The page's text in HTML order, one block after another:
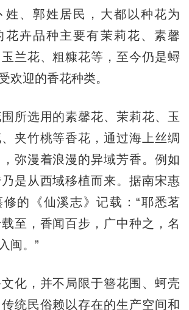
姓、郭姓居民，大都以种花为
花卉品种主要有茉莉花、素馨
兰花、粗糠花等，至今仍是蟳
欢迎的香花种类。
选用的素馨花、茉莉花、玉
夹竹桃等香花，通过海上丝绸
弥漫着浪漫的异域芳香。例如
是从西域移植而来。据南宋惠
的《仙溪志》记载：“耶悉茗
至，香闻百步，广中种之，名
闽。”
，并不局限于簪花围、蚵壳
统民俗赖以存在的生产空间和